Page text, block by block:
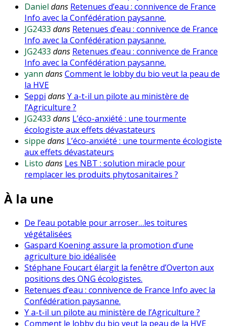
Daniel dans Retenues d’eau : connivence de France
Info avec la Confédération paysanne.
JG2433 dans Retenues d’eau : connivence de France
Info avec la Confédération paysanne.
JG2433 dans Retenues d’eau : connivence de France
Info avec la Confédération paysanne.
yann dansComment le lobby du bio veut la peau de
la HVE
Seppi dansY a-t-il un pilote au ministère de
l’Agriculture ?
JG2433 dans L’éco-anxiété : une tourmente
écologiste aux effets dévastateurs
sippe dans L’éco-anxiété : une tourmente écologiste
aux effets dévastateurs
Listo dans Les NBT : solution miracle pour
remplacer les produits phytosanitaires ?
À la une
De l’eau potable pour arroser…les toitures
végétalisées
Gaspard Koening assure la promotion d’une
agriculture bio idéalisée
Stéphane Foucart élargit la fenêtre d’Overton aux
positions des ONG écologistes.
Retenues d’eau : connivence de France Info avec la
Confédération paysanne.
Y a-t-il un pilote au ministère de l’Agriculture ?
Comment le lobby du bio veut la peau de la HVE